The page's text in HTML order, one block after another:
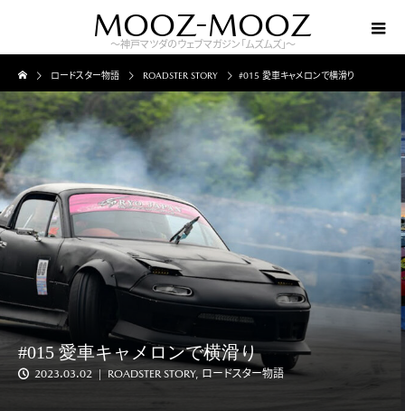
MOOZ-MOOZ
～神戸マツダのウェブマガジン「ムズムズ」～
ロードスター物語 ROADSTER STORY #015 愛車キャメロンで横滑り
#015 愛車キャメロンで横滑り
2023.03.02 ROADSTER STORY, ロードスター物語